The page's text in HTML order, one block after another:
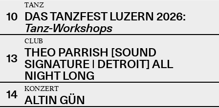
10
TANZ
DAS TANZFEST LUZERN 2026:
Tanz-Workshops
13
CLUB
THEO PARRISH [SOUND
SIGNATURE | DETROIT] ALL
NIGHT LONG
14
KONZERT
ALTIN GÜN